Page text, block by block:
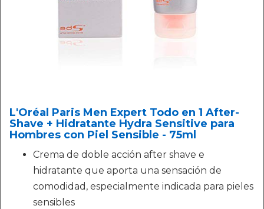
L'Oréal Paris Men Expert Todo en 1 After-
Shave + Hidratante Hydra Sensitive para
Hombres con Piel Sensible - 75ml
Crema de doble acción after shave e
hidratante que aporta una sensación de
comodidad, especialmente indicada para pieles
sensibles